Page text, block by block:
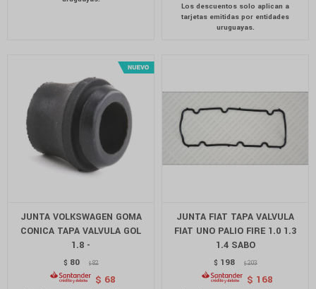
JUNTA VOLKSWAGEN GOMA
CONICA TAPA VALVULA GOL
1.8 -
$ 80 $82
$ 68
JUNTA FIAT TAPA VALVULA
FIAT UNO PALIO FIRE 1.0 1.3
1.4 SABO
$ 198 $203
$ 168